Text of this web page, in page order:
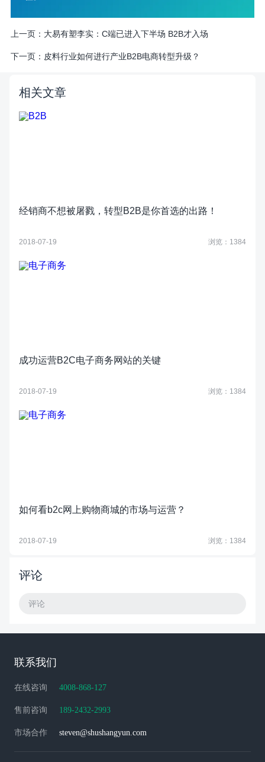
上一页： 大易有塑李实：C端已进入下半场 B2B才入场
下一页： 皮料行业如何进行产业B2B电商转型升级？
相关文章
经销商不想被屠戮，转型B2B是你首选的出路！
2018-07-19 浏览：1384
成功运营B2C电子商务网站的关键
2018-07-19 浏览：1384
如何看b2c网上购物商城的市场与运营？
2018-07-19 浏览：1384
评论
评论
联系我们
在线咨询 4008-868-127
售前咨询 189-2432-2993
市场合作 steven@shushangyun.com